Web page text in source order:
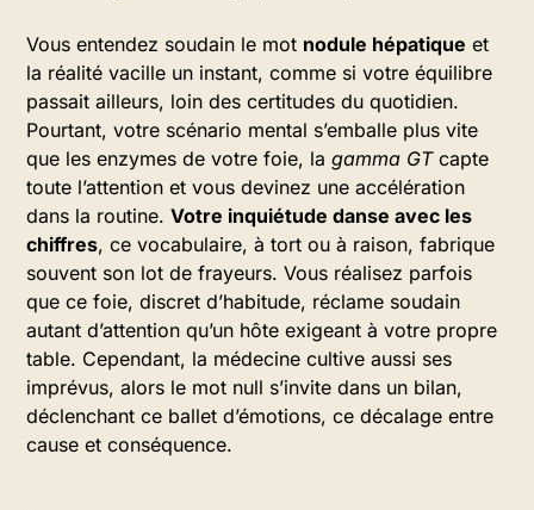
Vous entendez soudain le mot nodule hépatique et
la réalité vacille un instant, comme si votre équilibre
passait ailleurs, loin des certitudes du quotidien.
Pourtant, votre scénario mental s’emballe plus vite
que les enzymes de votre foie, la gamma GTcapte
toute l’attention et vous devinez une accélération
dans la routine. Votre inquiétude danse avec les
chiffres, ce vocabulaire, à tort ou à raison, fabrique
souvent son lot de frayeurs. Vous réalisez parfois
que ce foie, discret d’habitude, réclame soudain
autant d’attention qu’un hôte exigeant à votre propre
table. Cependant, la médecine cultive aussi ses
imprévus, alors le mot null s’invite dans un bilan,
déclenchant ce ballet d’émotions, ce décalage entre
cause et conséquence.